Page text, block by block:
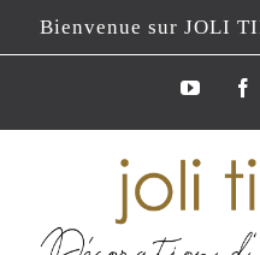
Passer
au
Bienvenue sur JOLI
YouTube